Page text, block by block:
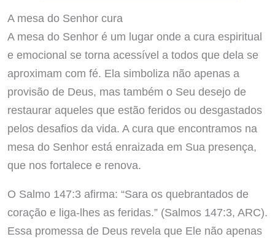
A mesa do Senhor cura
A mesa do Senhor é um lugar onde a cura espiritual
e emocional se torna acessível a todos que dela se
aproximam com fé. Ela simboliza não apenas a
provisão de Deus, mas também o Seu desejo de
restaurar aqueles que estão feridos ou desgastados
pelos desafios da vida. A cura que encontramos na
mesa do Senhor está enraizada em Sua presença,
que nos fortalece e renova.
O Salmo 147:3 afirma: “Sara os quebrantados de
coração e liga-lhes as feridas.” (Salmos 147:3, ARC).
Essa promessa de Deus revela que Ele não apenas